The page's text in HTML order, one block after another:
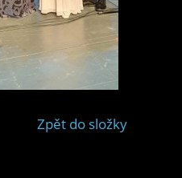
Zpět do složky